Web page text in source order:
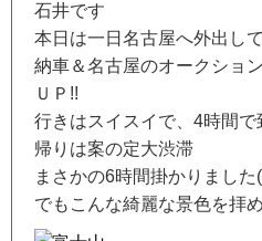
石井です
本日は一日名古屋へ外出し
納車＆名古屋のオークショ
ＵＰ!!
行きはスイスイで、4時間で
帰りは案の定大渋滞
まさかの6時間掛かりました
でもこんな綺麗な景色を拝